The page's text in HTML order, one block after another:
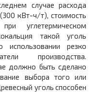
случае расхода
кВт-ч/т), стоимость
углетермическом
такой уголь
резко
производства.
должно быть сделано
выбора того или
уголь способен